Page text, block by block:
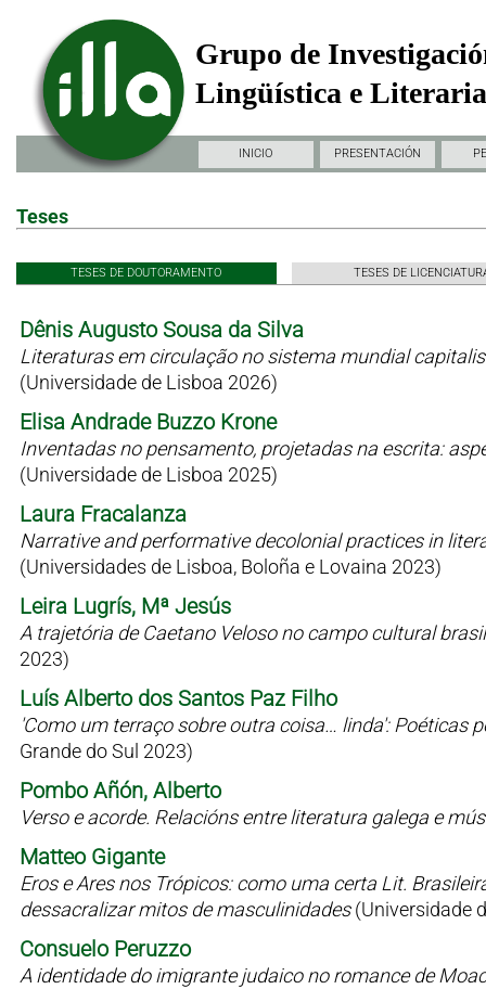
Grupo de
Lingüística e
INICIO PRESENTACIÓN
Teses
TESES DE DOUTORAMENTO TESES DE
Dênis Augusto Sousa da Silva
Literaturas em circulação no sistema mundial
(Universidade de Lisboa 2026)
Elisa Andrade Buzzo Krone
Inventadas no pensamento, projetadas na escrita:
(Universidade de Lisboa 2025)
Laura Fracalanza
Narrative and performative decolonial practices in
(Universidades de Lisboa, Boloña e Lovaina 2023)
Leira Lugrís, Mª Jesús
A trajetória de Caetano Veloso no campo cultural
2023)
Luís Alberto dos Santos Paz Filho
'Como um terraço sobre outra coisa… linda': Poéticas
Grande do Sul 2023)
Pombo Añón, Alberto
Verso e acorde. Relacións entre literatura galega e
Matteo Gigante
Eros e Ares nos Trópicos: como uma certa Lit.
dessacralizar mitos de masculinidades(Universidade
Consuelo Peruzzo
A identidade do imigrante judaico no romance de